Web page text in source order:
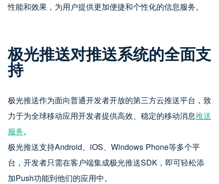
性能和效果，为用户提供更加便捷和个性化的信息服务。
极光推送对推送系统的全面支
持
极光推送作为面向普通开发者开放的第三方云推送平台，致
力于为全球移动应用开发者提供高效、稳定的移动消息推送
服务。
极光推送支持Android、iOS、Windows Phone等多个平
台，开发者只需在客户端集成极光推送SDK，即可轻松添
加Push功能到他们的应用中。